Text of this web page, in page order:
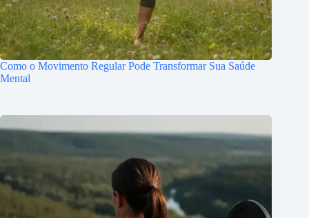
Como o Movimento Regular Pode Transformar Sua Saúde
Mental